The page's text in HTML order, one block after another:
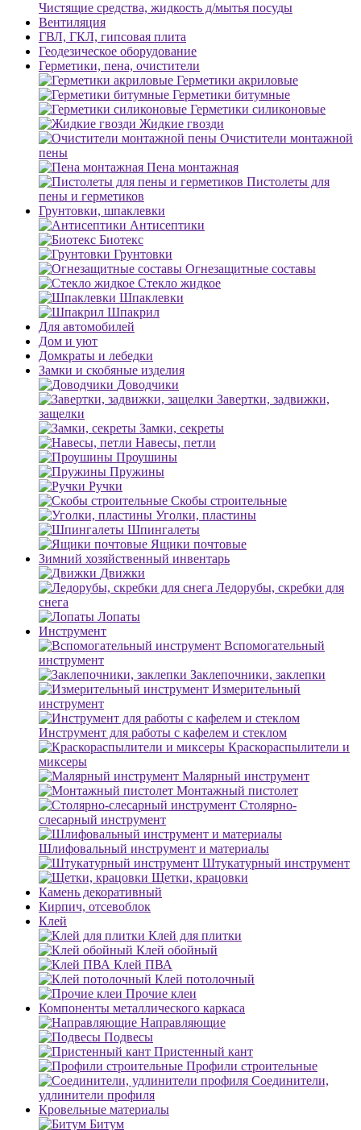
Чистящие средства, жидкость д/мытья посуды
Вентиляция
ГВЛ, ГКЛ, гипсовая плита
Геодезическое оборудование
Герметики, пена, очистители
Герметики акриловые
Герметики битумные
Герметики силиконовые
Жидкие гвозди
Очистители монтажной
пены
Пена монтажная
Пистолеты для
пены и герметиков
Грунтовки, шпаклевки
Антисептики
Биотекс
Грунтовки
Огнезащитные составы
Стекло жидкое
Шпаклевки
Шпакрил
Для автомобилей
Дом и уют
Домкраты и лебедки
Замки и скобяные изделия
Доводчики
Завертки, задвижки,
защелки
Замки, секреты
Навесы, петли
Проушины
Пружины
Ручки
Скобы строительные
Уголки, пластины
Шпингалеты
Ящики почтовые
Зимний хозяйственный инвентарь
Движки
Ледорубы, скребки для
снега
Лопаты
Инструмент
Вспомогательный
инструмент
Заклепочники, заклепки
Измерительный
инструмент
Инструмент для работы с кафелем и стеклом
Краскораспылители и
миксеры
Малярный инструмент
Монтажный пистолет
Столярно-
слесарный инструмент
Шлифовальный инструмент и материалы
Штукатурный инструмент
Щетки, крацовки
Камень декоративный
Кирпич, отсевоблок
Клей
Клей для плитки
Клей обойный
Клей ПВА
Клей потолочный
Прочие клеи
Компоненты металлического каркаса
Направляющие
Подвесы
Пристенный кант
Профили строительные
Соединители,
удлинители профиля
Кровельные материалы
Битум